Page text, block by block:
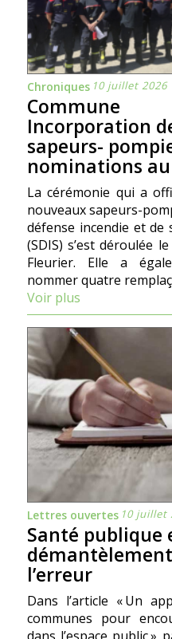
Chroniques 10 juillet 2026
Commune
Incorporation
sapeurs-
nominations au
La cérémonie qui a
nouveaux sapeurs-
défense incendie et de
(SDIS) s’est déroulée
Fleurier. Elle a
nommer quatre
Voir plus
Lettres ouvertes 10 juillet
Santé publique
l’erreur
Dans l’article « Un
communes pour